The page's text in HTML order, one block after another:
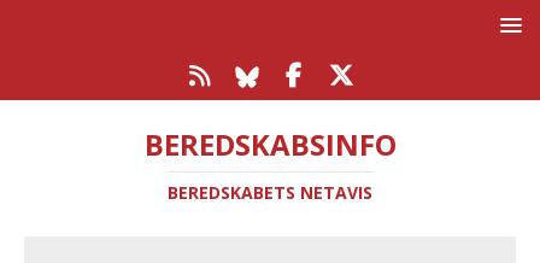
BEREDSKABSINFO
BEREDSKABETS NETAVIS